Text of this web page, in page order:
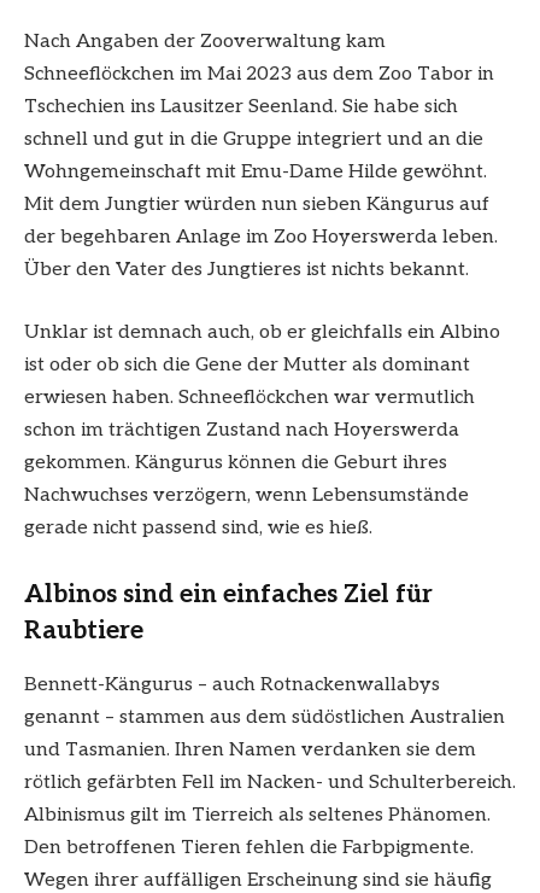
Nach Angaben der Zooverwaltung kam
Schneeflöckchen im Mai 2023 aus dem Zoo Tabor in
Tschechien ins Lausitzer Seenland. Sie habe sich
schnell und gut in die Gruppe integriert und an die
Wohngemeinschaft mit Emu-Dame Hilde gewöhnt.
Mit dem Jungtier würden nun sieben Kängurus auf
der begehbaren Anlage im Zoo Hoyerswerda leben.
Über den Vater des Jungtieres ist nichts bekannt.
Unklar ist demnach auch, ob er gleichfalls ein Albino
ist oder ob sich die Gene der Mutter als dominant
erwiesen haben. Schneeflöckchen war vermutlich
schon im trächtigen Zustand nach Hoyerswerda
gekommen. Kängurus können die Geburt ihres
Nachwuchses verzögern, wenn Lebensumstände
gerade nicht passend sind, wie es hieß.
Albinos sind ein einfaches Ziel für
Raubtiere
Bennett-Kängurus – auch Rotnackenwallabys
genannt – stammen aus dem südöstlichen Australien
und Tasmanien. Ihren Namen verdanken sie dem
rötlich gefärbten Fell im Nacken- und Schulterbereich.
Albinismus gilt im Tierreich als seltenes Phänomen.
Den betroffenen Tieren fehlen die Farbpigmente.
Wegen ihrer auffälligen Erscheinung sind sie häufig